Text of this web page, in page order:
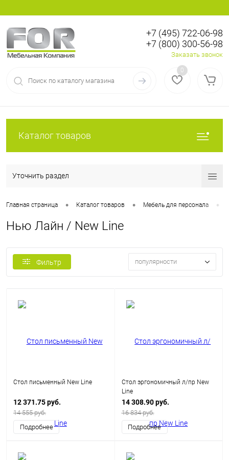
Регистрация
+7 (495) 722-06-98
+7 (800) 300-56-98
Заказать звонок
0
Каталог товаров
Уточнить раздел
Главная страница • Каталог товаров • Мебель для персонала •
Нью Лайн / New Line
Фильтр популярности
Стол письменный New Line
12 371.75 руб.
14 555 руб.
Подробнее
Стол эргономичный л/пр New
Line
14 308.90 руб.
16 834 руб.
Подробнее